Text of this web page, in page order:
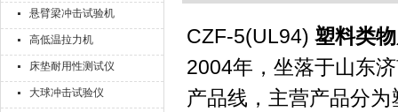
悬臂梁冲击试验机
高低温拉力机
床垫耐用性测试仪
大球冲击试验仪
CZF-5(UL94) 塑料类
2004年，坐落于山东
产品线，主营产品分